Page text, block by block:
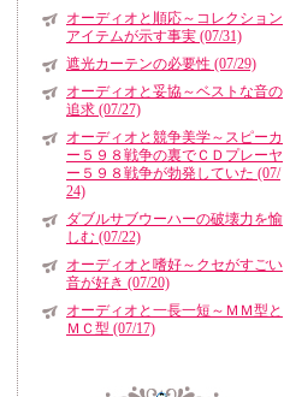
オーディオと順応～コレクション
アイテムが示す事実 (07/31)
遮光カーテンの必要性 (07/29)
オーディオと妥協～ベストな音の
追求 (07/27)
オーディオと競争美学～スピーカ
ー５９８戦争の裏でＣＤプレーヤ
ー５９８戦争が勃発していた (07/
24)
ダブルサブウーハーの破壊力を愉
しむ (07/22)
オーディオと嗜好～クセがすごい
音が好き (07/20)
オーディオと一長一短～ＭＭ型と
ＭＣ型 (07/17)